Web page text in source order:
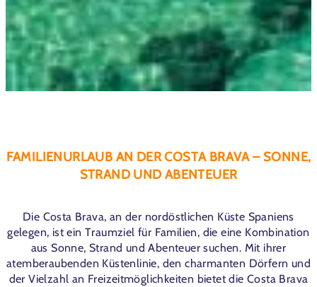
FAMILIENURLAUB AN DER COSTA BRAVA – SONNE,
STRAND UND ABENTEUER
Die Costa Brava, an der nordöstlichen Küste Spaniens
gelegen, ist ein Traumziel für Familien, die eine Kombination
aus Sonne, Strand und Abenteuer suchen. Mit ihrer
atemberaubenden Küstenlinie, den charmanten Dörfern und
der Vielzahl an Freizeitmöglichkeiten bietet die Costa Brava